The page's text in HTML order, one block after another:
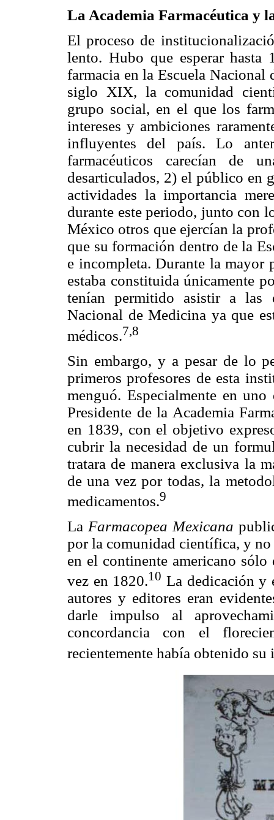
La Academia Farmacéutica y
El proceso de
lento. Hubo que esperar hasta
farmacia en la Escuela
siglo XIX, la comunidad
grupo social, en el que los
intereses y ambiciones
influyentes del país. Lo
farmacéuticos carecían de
desarticulados, 2) el público en
actividades la importancia
durante este periodo, junto con
México otros que ejercían la
que su formación dentro de la
e incompleta. Durante la mayor
estaba constituida únicamente
tenían permitido asistir a las
Nacional de Medicina ya que
médicos.7,8
Sin embargo, y a pesar de lo
primeros profesores de esta
menguó. Especialmente en
Presidente de la Academia
en 1839, con el objetivo
cubrir la necesidad de un
tratara de manera exclusiva la
de una vez por todas, la
medicamentos.9
La Farmacopea Mexicana
por la comunidad científica, y
en el continente americano
vez en 1820.10 La dedicación y
autores y editores eran
darle impulso al
concordancia con el
recientemente había obtenido su